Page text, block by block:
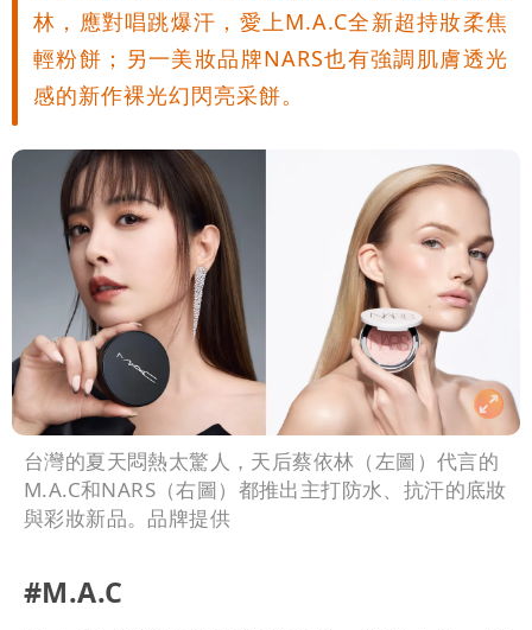
林，應對唱跳爆汗，愛上M.A.C全新超持妝柔焦
輕粉餅；另一美妝品牌NARS也有強調肌膚透光
感的新作裸光幻閃亮采餅。
台灣的夏天悶熱太驚人，天后蔡依林（左圖）代言的
M.A.C和NARS（右圖）都推出主打防水、抗汗的底妝
與彩妝新品。品牌提供
#M.A.C